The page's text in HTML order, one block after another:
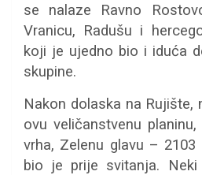
se nalaze Ravno
Vranicu, Radušu i
koji je ujedno bio i iduća
skupine.
Nakon dolaska na Rujište,
ovu veličanstvenu
vrha, Zelenu glavu –
bio je prije svitanja. Neki